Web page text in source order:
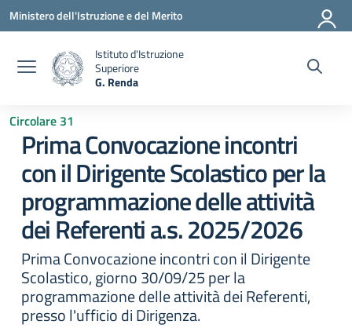
Vai ai contenuti
Vai al menu di navigazione
Vai al footer
Ministero dell'Istruzione e del Merito
Istituto d'Istruzione
Superiore
G. Renda
Circolare 31
Prima Convocazione incontri
con il Dirigente Scolastico per la
programmazione delle attività
dei Referenti a.s. 2025/2026
Prima Convocazione incontri con il Dirigente
Scolastico, giorno 30/09/25 per la
programmazione delle attività dei Referenti,
presso l'ufficio di Dirigenza.